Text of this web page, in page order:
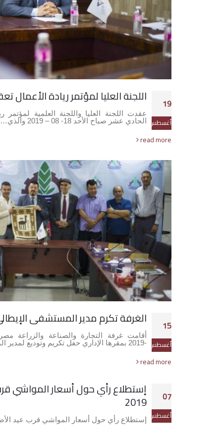
19
أغسطس
اللجنة العليا لمؤتمر ريادة الأعمال
عقدت اللجنة العليا واللجنة العلمية لمؤتمر
الحادي عشر صباح الأحد 18- 08 – 2019 والذي…
read more
15
أغسطس
الغرفة تكرم مدير المستشفى
-2019 بمقرها الإداري حفل تكريم وتوديع لمدير المستشفى الميداني الإيطالي…
read more
07
أغسطس
إستطلاع رأي حول أسعار المواشي
2019
إستطلاع رأي حول أسعار المواشي قرب عيد